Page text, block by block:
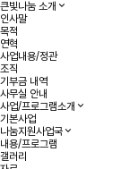
큰빛나눔 소개
인사말
목적
연혁
사업내용/정관
조직
기부금 내역
사무실 안내
사업/프로그램소개
기본사업
나눔지원사업국
내용/프로그램
갤러리